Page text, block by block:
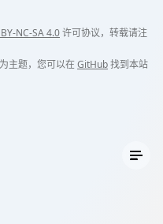
NC-SA 4.0许可协议，转载请注
主题，您可以在GitHub找到本站